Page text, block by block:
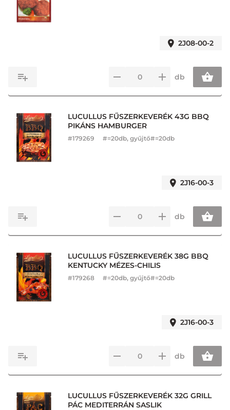
2J08-00-2
db
LUCULLUS FŰSZERKEVERÉK 43G BBQ
PIKÁNS HAMBURGER
#179269 #=20db, gyűjtő#=20db
2J16-00-3
db
LUCULLUS FŰSZERKEVERÉK 38G BBQ
KENTUCKY MÉZES-CHILIS
#179268 #=20db, gyűjtő#=20db
2J16-00-3
db
LUCULLUS FŰSZERKEVERÉK 32G GRILL
PÁC MEDITERRÁN SASLIK